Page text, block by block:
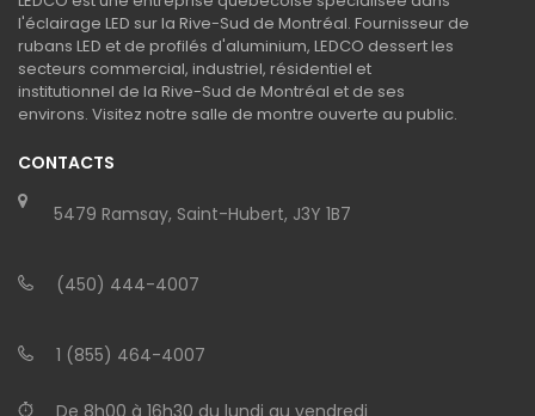
l'éclairage LED sur la Rive-Sud de Montréal. Fournisseur de
rubans LED et de profilés d'aluminium, LEDCO dessert les
secteurs commercial, industriel, résidentiel et
institutionnel de la Rive-Sud de Montréal et de ses
environs. Visitez notre salle de montre ouverte au public.
CONTACTS
5479 Ramsay, Saint-Hubert, J3Y 1B7
(450) 444-4007
1 (855) 464-4007
De 8h00 à 16h30 du lundi au vendredi